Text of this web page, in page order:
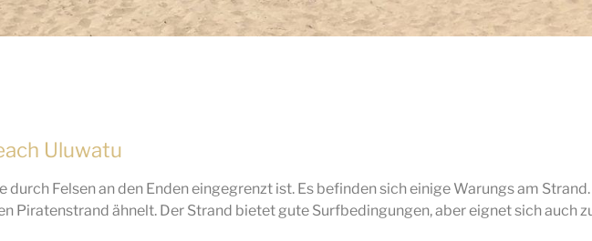
Uluwatu
Felsen an den Enden eingegrenzt ist. Es befinden sich einige Warungs am
Piratenstrand ähnelt. Der Strand bietet gute Surfbedingungen, aber eignet sich auch